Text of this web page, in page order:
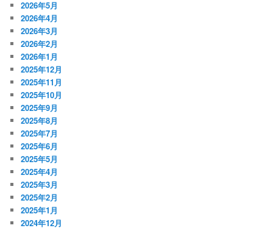
2026年5月
2026年4月
2026年3月
2026年2月
2026年1月
2025年12月
2025年11月
2025年10月
2025年9月
2025年8月
2025年7月
2025年6月
2025年5月
2025年4月
2025年3月
2025年2月
2025年1月
2024年12月